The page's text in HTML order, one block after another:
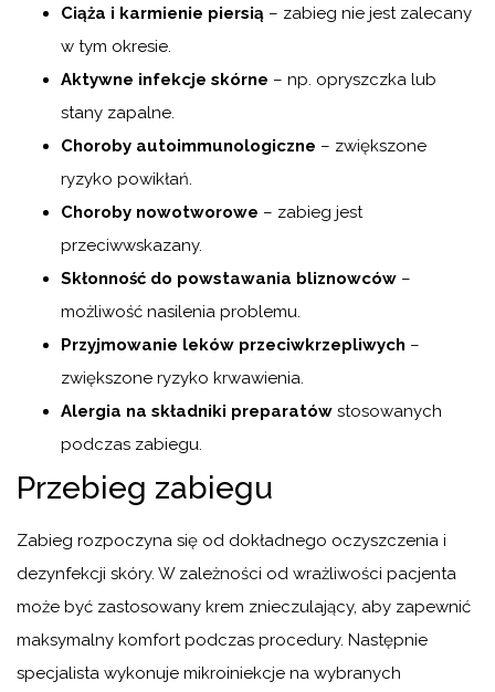
Ciąża i karmienie piersią – zabieg nie jest zalecany
w tym okresie.
Aktywne infekcje skórne – np. opryszczka lub
stany zapalne.
Choroby autoimmunologiczne – zwiększone
ryzyko powikłań.
Choroby nowotworowe – zabieg jest
przeciwwskazany.
Skłonność do powstawania bliznowców –
możliwość nasilenia problemu.
Przyjmowanie leków przeciwkrzepliwych –
zwiększone ryzyko krwawienia.
Alergia na składniki preparatów stosowanych
podczas zabiegu.
Przebieg zabiegu
Zabieg rozpoczyna się od dokładnego oczyszczenia i
dezynfekcji skóry. W zależności od wrażliwości pacjenta
może być zastosowany krem znieczulający, aby zapewnić
maksymalny komfort podczas procedury. Następnie
specjalista wykonuje mikroiniekcje na wybranych